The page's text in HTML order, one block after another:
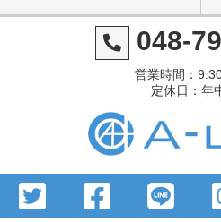
048-
営業時間：
定休日：年